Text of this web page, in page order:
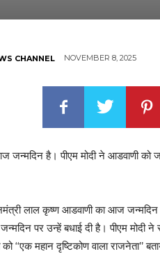
CHANNEL NOVEMBER 8, 2025
जन्मदिन है। पीएम मोदी ने आडवाणी को
लाल कृष्ण आडवाणी का आज
पर उन्हें बधाई दी है। पीएम मोदी
महान दृष्टिकोण वाला राजनेता’’